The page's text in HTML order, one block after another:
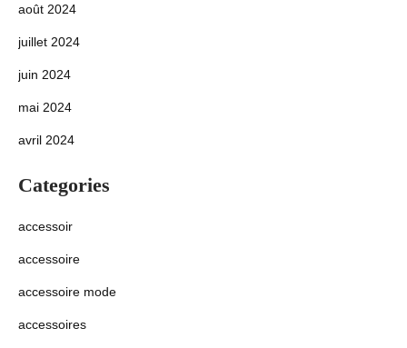
août 2024
juillet 2024
juin 2024
mai 2024
avril 2024
Categories
accessoir
accessoire
accessoire mode
accessoires